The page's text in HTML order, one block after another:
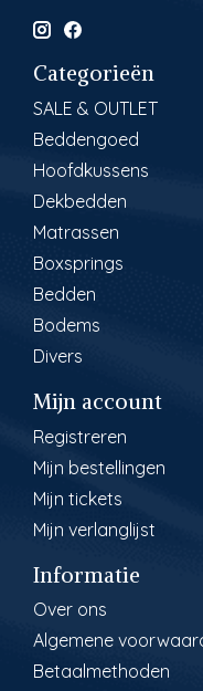
Categorieën
SALE & OUTLET
Beddengoed
Hoofdkussens
Dekbedden
Matrassen
Boxsprings
Bedden
Bodems
Divers
Mijn account
Registreren
Mijn bestellingen
Mijn tickets
Mijn verlanglijst
Informatie
Over ons
Algemene
Betaalmethoden